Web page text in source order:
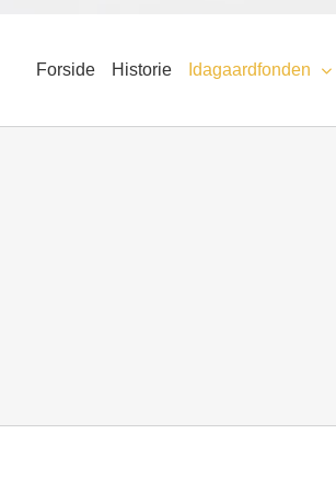
Forside Historie Idagaardfonden